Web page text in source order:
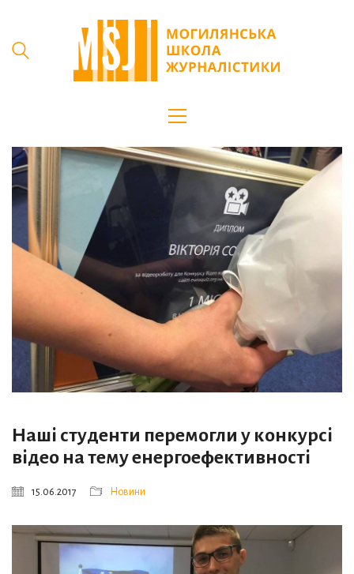
Наші студенти перемогли у конкурсі
відео на тему енергоефективності
15.06.2017 Новини